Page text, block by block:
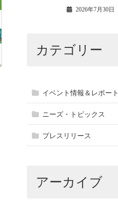
2026年7月30日
カテゴリー
イベント情報＆レポート
ニーズ・トピックス
プレスリリース
アーカイブ